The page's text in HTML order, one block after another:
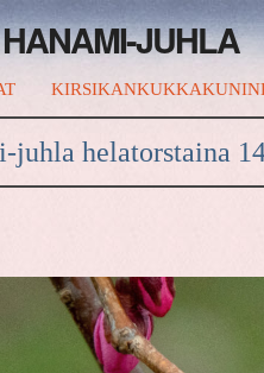
JUHLA
juhla helatorstaina